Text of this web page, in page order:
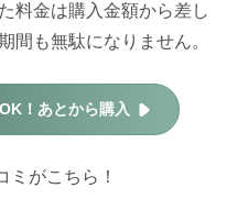
料金は購入金額から差し
間も無駄になりません。
！あとから購入
ミがこちら！